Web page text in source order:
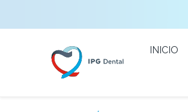
INICIO